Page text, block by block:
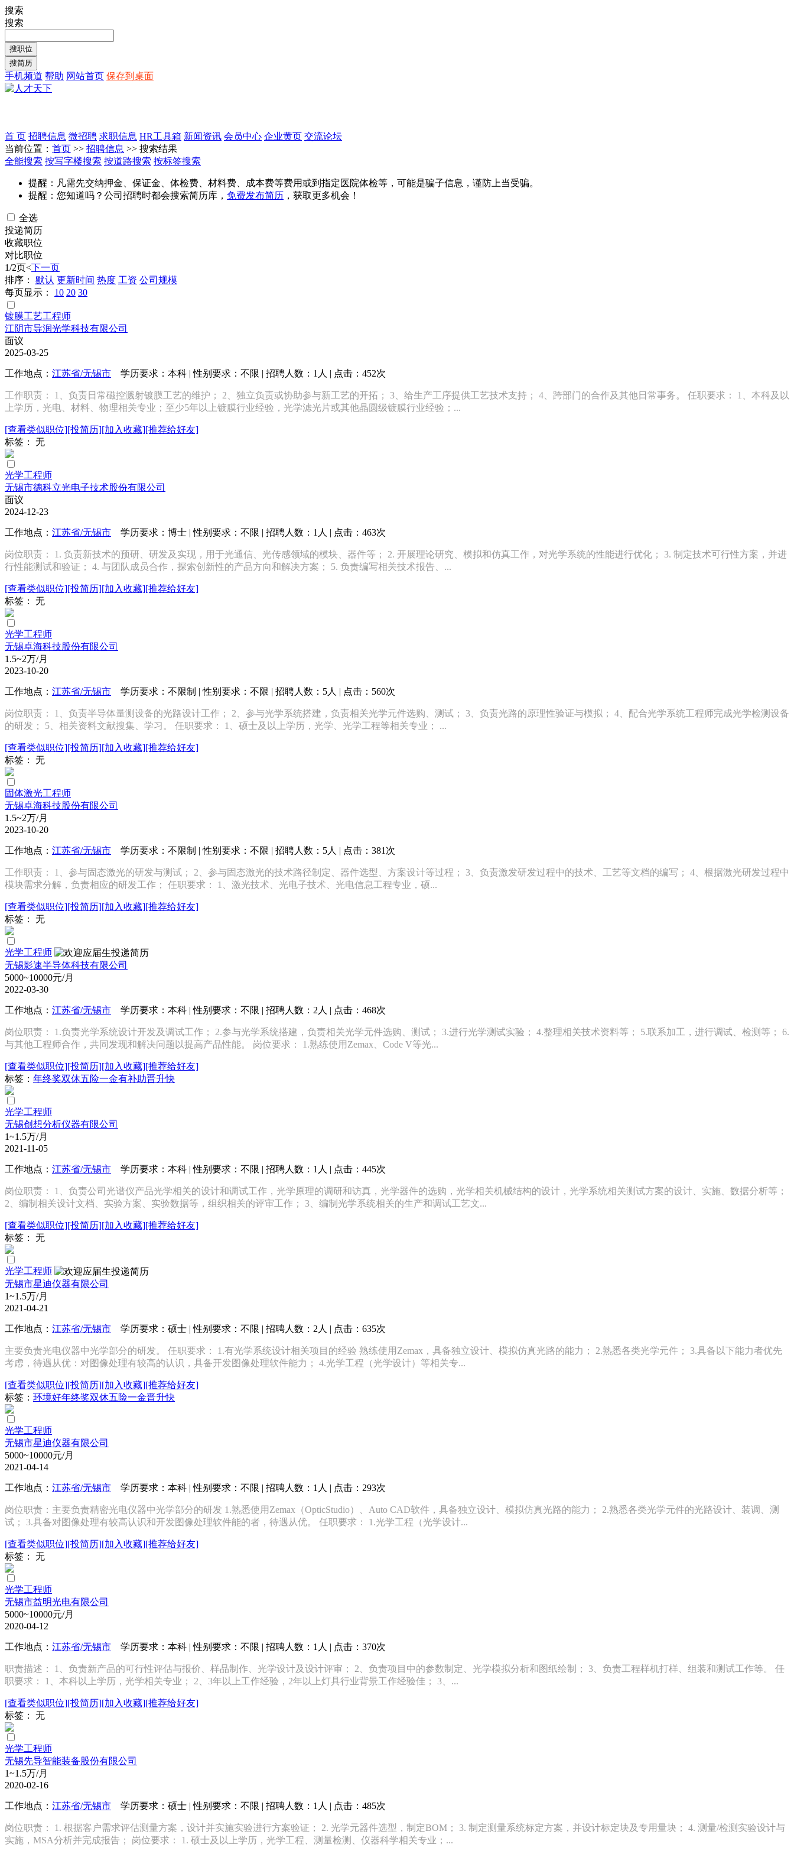
搜索
搜索
手机频道 帮助 网站首页 保存到桌面
首 页 招聘信息 微招聘 求职信息 HR工具箱 新闻资讯 会员中心 企业黄页 交流论坛
当前位置： 首页 >> 招聘信息 >> 搜索结果
全能搜索 按写字楼搜索 按道路搜索 按标签搜索
提醒：凡需先交纳押金、保证金、体检费、材料费、成本费等费用或到指定医院体检等，可能是骗子信息，谨防上当受骗。
提醒：您知道吗？公司招聘时都会搜索简历库， 免费发布简历 ，获取更多机会！
全选
投递简历
收藏职位
对比职位
1/2页<下一页
排序：
默认 更新时间 热度 工资 公司规模
每页显示：
10 20 30
镀膜工艺工程师
江阴市导润光学科技有限公司
面议
2025-03-25
工作地点： 江苏省/无锡市 学历要求：本科 | 性别要求：不限 | 招聘人数：1人 | 点击：452次
工作职责： 1、负责日常磁控溅射镀膜工艺的维护； 2、独立负责或协助参与新工艺的开拓； 3、给生产工序提供工艺技术支持； 4、跨部门的合作及其他日常事务。 任职要求： 1、本科及以
上学历，光电、材料、物理相关专业；至少5年以上镀膜行业经验，光学滤光片或其他晶圆级镀膜行业经验；...
[查看类似职位][投简历][加入收藏][推荐给好友]
标签： 无
光学工程师
无锡市德科立光电子技术股份有限公司
面议
2024-12-23
工作地点： 江苏省/无锡市 学历要求：博士 | 性别要求：不限 | 招聘人数：1人 | 点击：463次
岗位职责： 1. 负责新技术的预研、研发及实现，用于光通信、光传感领域的模块、器件等； 2. 开展理论研究、模拟和仿真工作，对光学系统的性能进行优化； 3. 制定技术可行性方案，并进
行性能测试和验证； 4. 与团队成员合作，探索创新性的产品方向和解决方案； 5. 负责编写相关技术报告、...
[查看类似职位][投简历][加入收藏][推荐给好友]
标签： 无
光学工程师
无锡卓海科技股份有限公司
1.5~2万/月
2023-10-20
工作地点： 江苏省/无锡市 学历要求：不限制 | 性别要求：不限 | 招聘人数：5人 | 点击：560次
岗位职责： 1、负责半导体量测设备的光路设计工作； 2、参与光学系统搭建，负责相关光学元件选购、测试； 3、负责光路的原理性验证与模拟； 4、配合光学系统工程师完成光学检测设备
的研发； 5、相关资料文献搜集、学习。 任职要求： 1、硕士及以上学历，光学、光学工程等相关专业； ...
[查看类似职位][投简历][加入收藏][推荐给好友]
标签： 无
固体激光工程师
无锡卓海科技股份有限公司
1.5~2万/月
2023-10-20
工作地点： 江苏省/无锡市 学历要求：不限制 | 性别要求：不限 | 招聘人数：5人 | 点击：381次
工作职责： 1、参与固态激光的研发与测试； 2、参与固态激光的技术路径制定、器件选型、方案设计等过程； 3、负责激发研发过程中的技术、工艺等文档的编写； 4、根据激光研发过程中
模块需求分解，负责相应的研发工作； 任职要求： 1、激光技术、光电子技术、光电信息工程专业，硕...
[查看类似职位][投简历][加入收藏][推荐给好友]
标签： 无
光学工程师
无锡影速半导体科技有限公司
5000~10000元/月
2022-03-30
工作地点： 江苏省/无锡市 学历要求：本科 | 性别要求：不限 | 招聘人数：2人 | 点击：468次
岗位职责： 1.负责光学系统设计开发及调试工作； 2.参与光学系统搭建，负责相关光学元件选购、测试； 3.进行光学测试实验； 4.整理相关技术资料等； 5.联系加工，进行调试、检测等； 6.
与其他工程师合作，共同发现和解决问题以提高产品性能。 岗位要求： 1.熟练使用Zemax、Code V等光...
[查看类似职位][投简历][加入收藏][推荐给好友]
标签： 年终奖双休五险一金有补助晋升快
光学工程师
无锡创想分析仪器有限公司
1~1.5万/月
2021-11-05
工作地点： 江苏省/无锡市 学历要求：本科 | 性别要求：不限 | 招聘人数：1人 | 点击：445次
岗位职责： 1、负责公司光谱仪产品光学相关的设计和调试工作，光学原理的调研和访真，光学器件的选购，光学相关机械结构的设计，光学系统相关测试方案的设计、实施、数据分析等；
2、编制相关设计文档、实验方案、实验数据等，组织相关的评审工作； 3、编制光学系统相关的生产和调试工艺文...
[查看类似职位][投简历][加入收藏][推荐给好友]
标签： 无
光学工程师
无锡市星迪仪器有限公司
1~1.5万/月
2021-04-21
工作地点： 江苏省/无锡市 学历要求：硕士 | 性别要求：不限 | 招聘人数：2人 | 点击：635次
主要负责光电仪器中光学部分的研发。 任职要求： 1.有光学系统设计相关项目的经验 熟练使用Zemax，具备独立设计、模拟仿真光路的能力； 2.熟悉各类光学元件； 3.具备以下能力者优先
考虑，待遇从优：对图像处理有较高的认识，具备开发图像处理软件能力； 4.光学工程（光学设计）等相关专...
[查看类似职位][投简历][加入收藏][推荐给好友]
标签： 环境好年终奖双休五险一金晋升快
光学工程师
无锡市星迪仪器有限公司
5000~10000元/月
2021-04-14
工作地点： 江苏省/无锡市 学历要求：本科 | 性别要求：不限 | 招聘人数：1人 | 点击：293次
岗位职责：主要负责精密光电仪器中光学部分的研发 1.熟悉使用Zemax（OpticStudio）、Auto CAD软件，具备独立设计、模拟仿真光路的能力； 2.熟悉各类光学元件的光路设计、装调、测
试； 3.具备对图像处理有较高认识和开发图像处理软件能的者，待遇从优。 任职要求： 1.光学工程（光学设计...
[查看类似职位][投简历][加入收藏][推荐给好友]
标签： 无
光学工程师
无锡市益明光电有限公司
5000~10000元/月
2020-04-12
工作地点： 江苏省/无锡市 学历要求：本科 | 性别要求：不限 | 招聘人数：1人 | 点击：370次
职责描述： 1、负责新产品的可行性评估与报价、样品制作、光学设计及设计评审； 2、负责项目中的参数制定、光学模拟分析和图纸绘制； 3、负责工程样机打样、组装和测试工作等。 任
职要求： 1、本科以上学历，光学相关专业； 2、3年以上工作经验，2年以上灯具行业背景工作经验佳； 3、...
[查看类似职位][投简历][加入收藏][推荐给好友]
标签： 无
光学工程师
无锡先导智能装备股份有限公司
1~1.5万/月
2020-02-16
工作地点： 江苏省/无锡市 学历要求：硕士 | 性别要求：不限 | 招聘人数：1人 | 点击：485次
岗位职责： 1. 根据客户需求评估测量方案，设计并实施实验进行方案验证； 2. 光学元器件选型，制定BOM； 3. 制定测量系统标定方案，并设计标定块及专用量块； 4. 测量/检测实验设计与
实施，MSA分析并完成报告； 岗位要求： 1. 硕士及以上学历，光学工程、测量检测、仪器科学相关专业；...